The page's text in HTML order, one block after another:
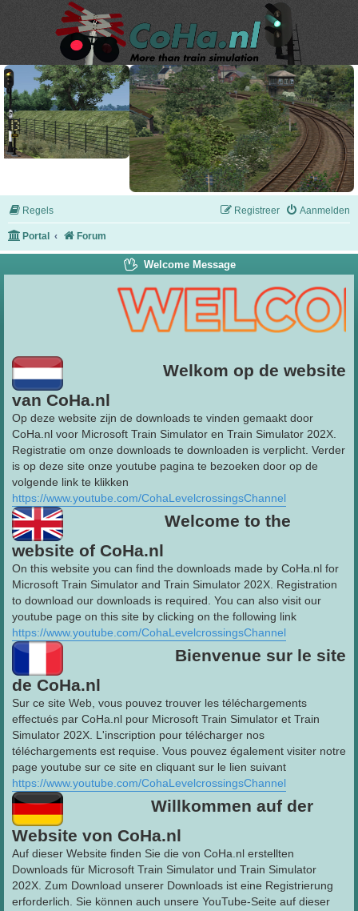
Regels Aanmelden
Registreer
Portal Forum
Welcome Message
Welkom op de website
van CoHa.nl
Op deze website zijn de downloads te vinden gemaakt door
CoHa.nl voor Microsoft Train Simulator en Train Simulator 202X.
Registratie om onze downloads te downloaden is verplicht. Verder
is op deze site onze youtube pagina te bezoeken door op de
volgende link te klikken
https://www.youtube.com/CohaLevelcrossingsChannel
Welcome to the
website of CoHa.nl
On this website you can find the downloads made by CoHa.nl for
Microsoft Train Simulator and Train Simulator 202X. Registration
to download our downloads is required. You can also visit our
youtube page on this site by clicking on the following link
https://www.youtube.com/CohaLevelcrossingsChannel
Bienvenue sur le site
de CoHa.nl
Sur ce site Web, vous pouvez trouver les téléchargements
effectués par CoHa.nl pour Microsoft Train Simulator et Train
Simulator 202X. L'inscription pour télécharger nos
téléchargements est requise. Vous pouvez également visiter notre
page youtube sur ce site en cliquant sur le lien suivant
https://www.youtube.com/CohaLevelcrossingsChannel
Willkommen auf der
Website von CoHa.nl
Auf dieser Website finden Sie die von CoHa.nl erstellten
Downloads für Microsoft Train Simulator und Train Simulator
202X. Zum Download unserer Downloads ist eine Registrierung
erforderlich. Sie können auch unsere YouTube-Seite auf dieser